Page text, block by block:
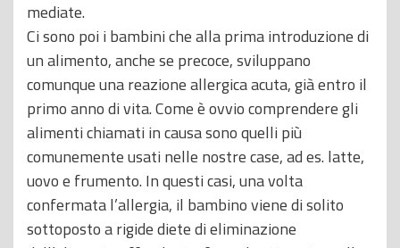
mediate.
Ci sono poi i bambini che alla prima introduzione di
un alimento, anche se precoce, sviluppano
comunque una reazione allergica acuta, già entro il
primo anno di vita. Come è ovvio comprendere gli
alimenti chiamati in causa sono quelli più
comunemente usati nelle nostre case, ad es. latte,
uovo e frumento. In questi casi, una volta
confermata l’allergia, il bambino viene di solito
sottoposto a rigide diete di eliminazione